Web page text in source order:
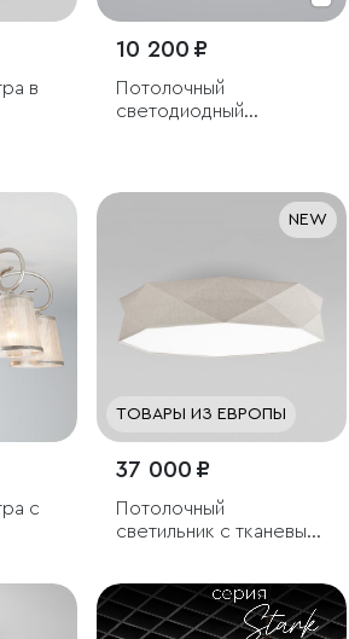
в
10 200 ₽
Потолочный
светодиодный
с
NEW
ТОВАРЫ ИЗ ЕВРОПЫ
37 000 ₽
Потолочный
светильник с тканевым